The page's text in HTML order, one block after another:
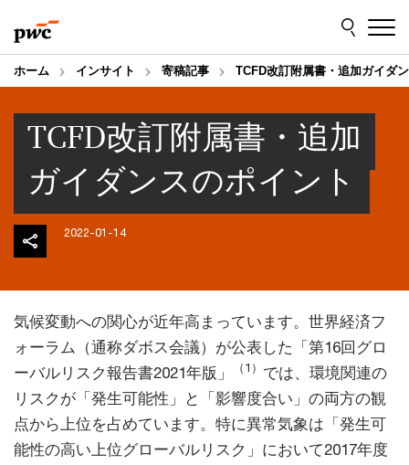
to
content
to
footer
ホーム インサイト 寄稿記事 TCFD改訂附属書・追加ガイダ
TCFD改訂附属書・追加
ガイダンスのポイント
2022-01-14
気候変動への関心が近年高まっています。世界経済フ
ォーラム（通称ダボス会議）が公表した「第16回グロ
ーバルリスク報告書2021年版」
（1） では、環境関連の
リスクが「発生可能性」と「影響度合い」の両方の観
点から上位を占めています。特に異常気象は「発生可
能性の高い上位グローバルリスク」において2017年度